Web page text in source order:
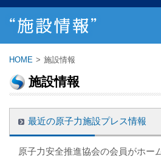
HOME > 施設情報
施設情報
最近の原子力施設プレス情報
原子力安全推進協会の会員がホー